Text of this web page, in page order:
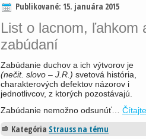
Publikované: 15. januára 2015
List o lacnom, ľahkom
zabúdaní
Zabúdanie duchov a ich výtvorov je
(nečit. slovo – J.R.) svetová história,
charakterových defektov názorov i
jednotlivcov, z ktorých pozostávajú.
Zabúdanie nemožno odsunúť…
Kategória Strauss na tému